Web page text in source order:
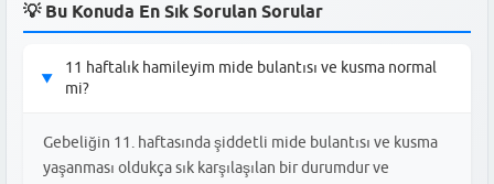
💡 Bu Konuda En Sık Sorulan Sorular
▶
11 haftalık hamileyim mide bulantısı ve kusma normal
mi?
Gebeliğin 11. haftasında şiddetli mide bulantısı ve kusma
yaşanması oldukça sık karşılaşılan bir durumdur ve